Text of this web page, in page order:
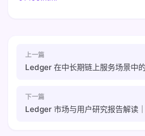
上一篇
Ledger 在中长期链上服务场景中
下一篇
Ledger 市场与用户研究报告解读